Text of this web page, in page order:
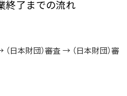
終了までの流れ
（日本財団）審査 → （日本財団）審